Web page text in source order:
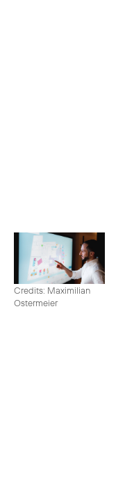
Credits: Maximilian
Ostermeier